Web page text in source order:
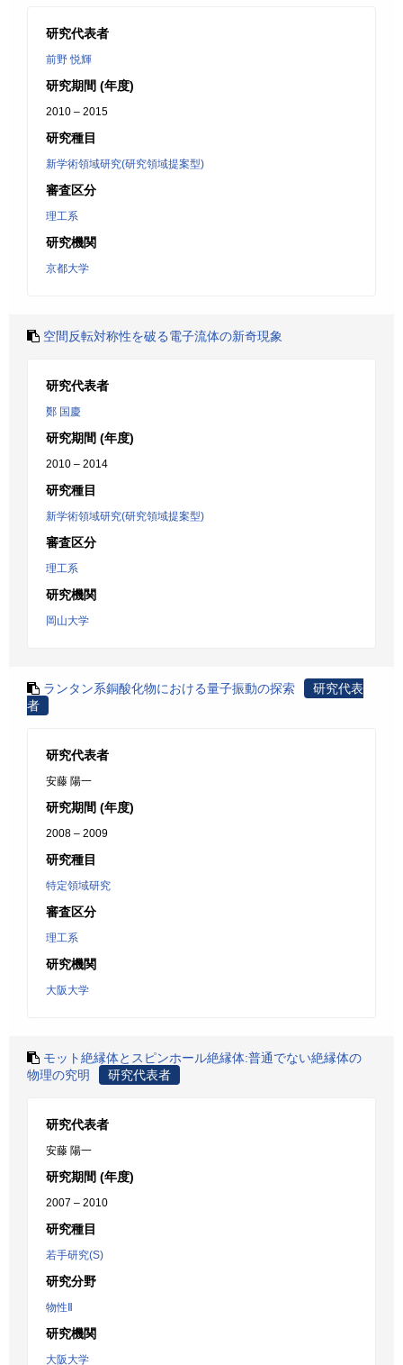
研究代表者
前野 悦輝
研究期間 (年度)
2010 – 2015
研究種目
新学術領域研究(研究領域提案型)
審査区分
理工系
研究機関
京都大学
空間反転対称性を破る電子流体の新奇現象
研究代表者
鄭 国慶
研究期間 (年度)
2010 – 2014
研究種目
新学術領域研究(研究領域提案型)
審査区分
理工系
研究機関
岡山大学
ランタン系銅酸化物における量子振動の探索
研究代表
者
研究代表者
安藤 陽一
研究期間 (年度)
2008 – 2009
研究種目
特定領域研究
審査区分
理工系
研究機関
大阪大学
モット絶縁体とスピンホール絶縁体:普通でない絶縁体の
物理の究明
研究代表者
研究代表者
安藤 陽一
研究期間 (年度)
2007 – 2010
研究種目
若手研究(S)
研究分野
物性Ⅱ
研究機関
大阪大学